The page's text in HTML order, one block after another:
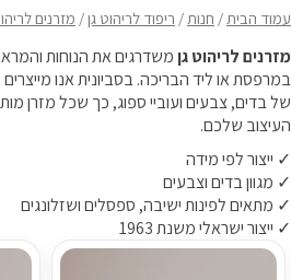
פינות ישיבה
ספסל אחסון
אקססוריז
עמוד הבית/ חנות/ ריפוד לריהוט גן/ מזרנים
מזרנים לריהוט גןמשדרגים את הנוחות
במרפסת או ליד הבריכה. בסביונית אנו
של בדים, צבעים ועוביי ספוג, כך שכל מזרן
העיצוב שלכם.
✓ ייצור לפי מידה
✓ מגוון בדים וצבעים
✓ מתאים לפינות ישיבה, ספסלים ושזלונגים
✓ ייצור ישראלי משנת 1963